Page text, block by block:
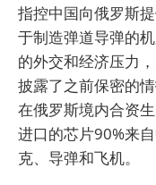
指控中国向俄罗斯
于制造弹道导弹的
的外交和经济压力
披露了之前保密的
在俄罗斯境内合资
进口的芯片90%来
克、导弹和飞机。